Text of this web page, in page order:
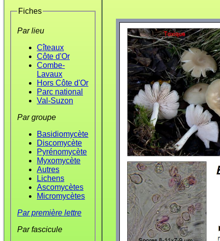
Fiches
Par lieu
Cîteaux
Côte d'Or
Combe-
Lavaux
Hors Côte d'Or
Parc national
Val-Suzon
Par groupe
Basidiomycète
Discomycète
Pyrénomycète
Myxomycète
Autres
Lichens
Ascomycètes
Micromycètes
Par première lettre
Par fascicule